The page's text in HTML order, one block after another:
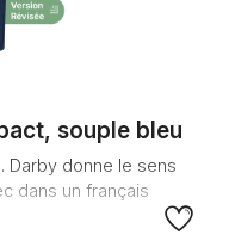
souple bleu
Darby donne le sens
dans un français